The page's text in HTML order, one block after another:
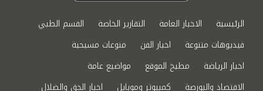
الرئيسية الاخبار العامة التقارير الخاصة
القسم الطبي
فيديوهات متنوعة
اخبار الفن
منوعات مسيحية
اخبار الرياضة
مطبخ الموقع
مواضيع عامة
الاقتصاد والبورصة
كمبيوتر وموبايل اخبار الحق والضلال